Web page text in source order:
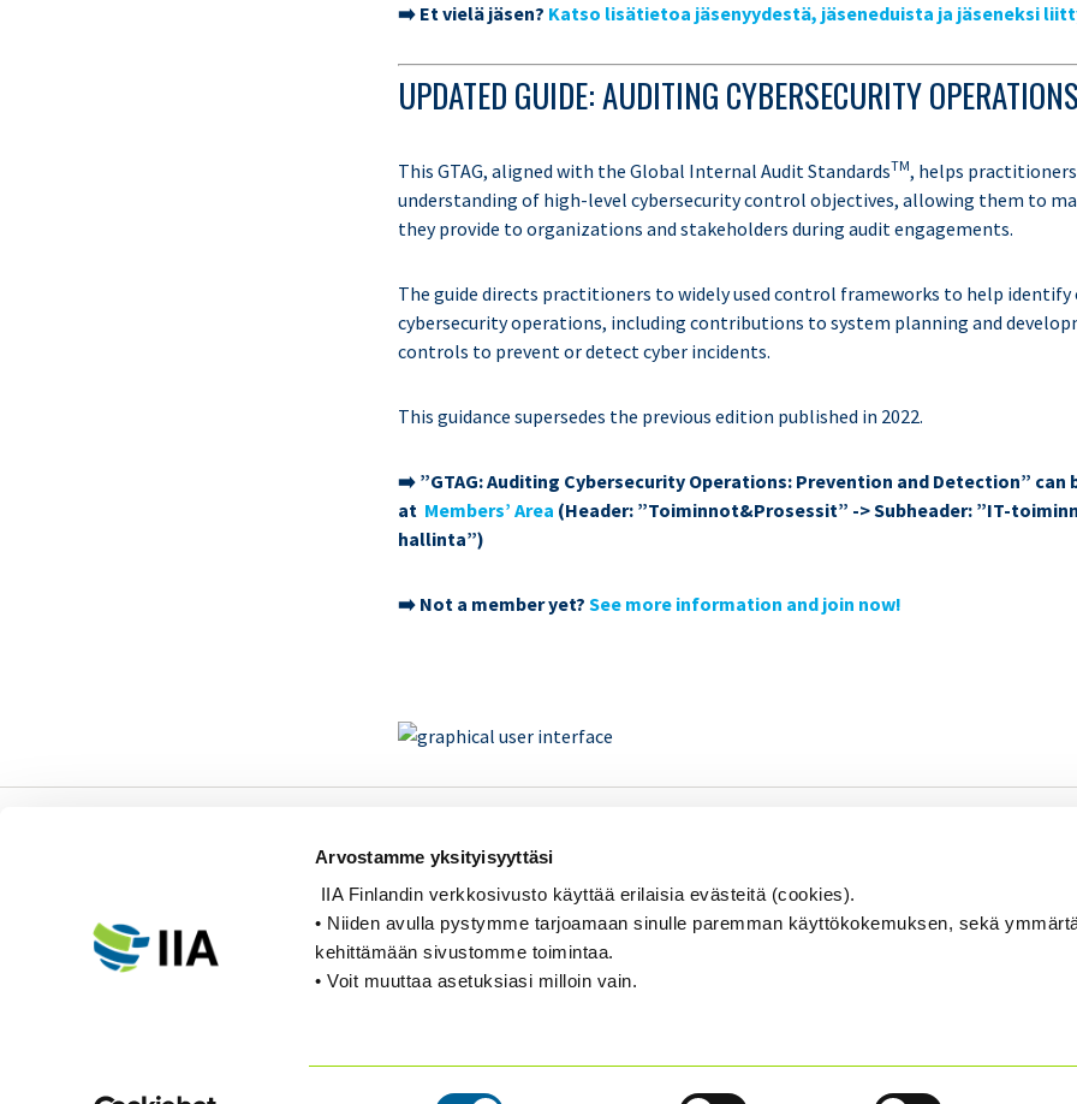
Arvostamme yksityisyyttäsi
IIA Finlandin verkkosivusto käyttää erilaisia evästeitä (cookies).
• Niiden avulla pystymme tarjoamaan sinulle paremman käyttökokemuksen, sekä
kehittämään sivustomme toimintaa.
• Voit muuttaa asetuksiasi milloin vain.
➡️ Et vielä jäsen? Katso lisätietoa jäsenyydestä, jäseneduista ja jäseneksi
UPDATED GUIDE: AUDITING CYBERSECURITY
This GTAG, aligned with the Global Internal Audit StandardsTM, helps
understanding of high-level cybersecurity control objectives, allowing them to
they provide to organizations and stakeholders during audit engagements.
The guide directs practitioners to widely used control frameworks to help
cybersecurity operations, including contributions to system planning and
controls to prevent or detect cyber incidents.
This guidance supersedes the previous edition published in 2022.
➡️ ”GTAG: Auditing Cybersecurity Operations: Prevention and Detection” can
at Members’ Area (Header: ”Toiminnot&Prosessit” -> Subheader: ”IT-
hallinta”)
➡️ Not a member yet?See more information and join now!
Oy Inreviso Ab
Energiakuja 3
FI 00180 Helsinki
Tel. +358 (0)50 505 6669
KOULUTUS & TAPAHTUMAT
AJANKOHTAISTA